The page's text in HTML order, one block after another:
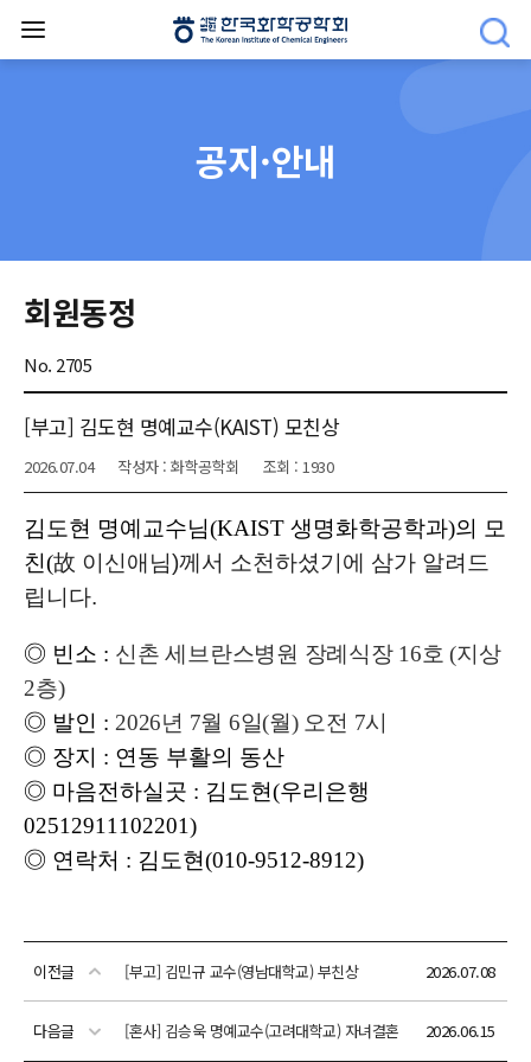
공지·안내
회원동정
No. 2705
[부고] 김도현 명예교수(KAIST) 모친상
2026.07.04 작성자 : 화학공학회 조회 : 1930
이전글 [부고] 김민규 교수(영남대학교) 부친상 2026.07.08
다음글 [혼사] 김승욱 명예교수(고려대학교) 자녀결혼 2026.06.15